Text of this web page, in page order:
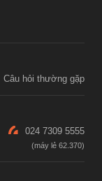
Câu hỏi thường gặp
024 7309 5555